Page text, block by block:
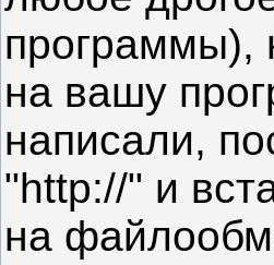
программы),
на вашу
написали,
"http://" и
на